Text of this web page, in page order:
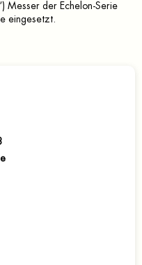
Messer der Echelon-Serie
eingesetzt.